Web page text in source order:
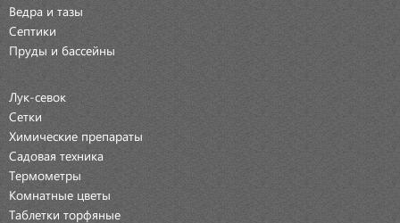
Ведра и тазы
Септики
Пруды и бассейны
Лук-севок
Сетки
Химические препараты
Садовая техника
Термометры
Комнатные цветы
Таблетки торфяные